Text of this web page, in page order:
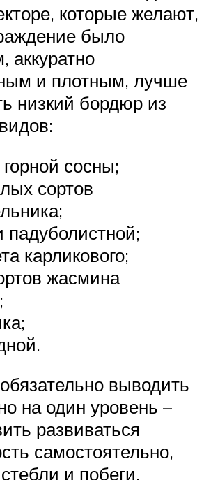
которые желают,
было
аккуратно
и плотным, лучше
низкий бордюр из
горной сосны;
сортов
падуболистной;
карликового;
жасмина
выводить
на один уровень –
развиваться
самостоятельно,
и побеги,